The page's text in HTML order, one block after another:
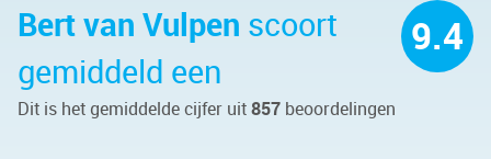
Bert van Vulpen scoort
gemiddeld een
9.4
Dit is het gemiddelde cijfer uit857 beoordelingen